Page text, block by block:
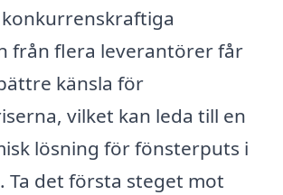
från flera leverantörer får
känsla för
vilket kan leda till en
lösning för fönsterputs i
Ta det första steget mot